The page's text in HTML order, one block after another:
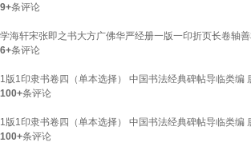
9+条评论
学海轩宋张即之书大方广佛华严经册一版一印折页长卷轴
6+条评论
1版1印隶书卷四（单本选择） 中国书法经典碑帖导临类
100+条评论
1版1印隶书卷四（单本选择） 中国书法经典碑帖导临类
100+条评论